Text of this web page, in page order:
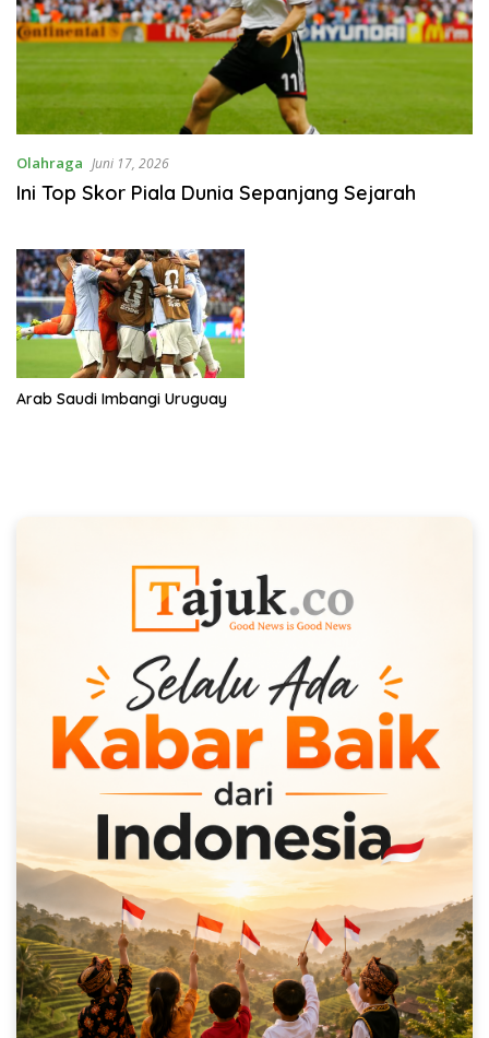
Olahraga Juni 17, 2026
Ini Top Skor Piala Dunia Sepanjang Sejarah
Arab Saudi Imbangi Uruguay